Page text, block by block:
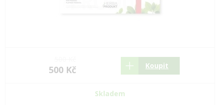
500 Kč Koupit
Skladem